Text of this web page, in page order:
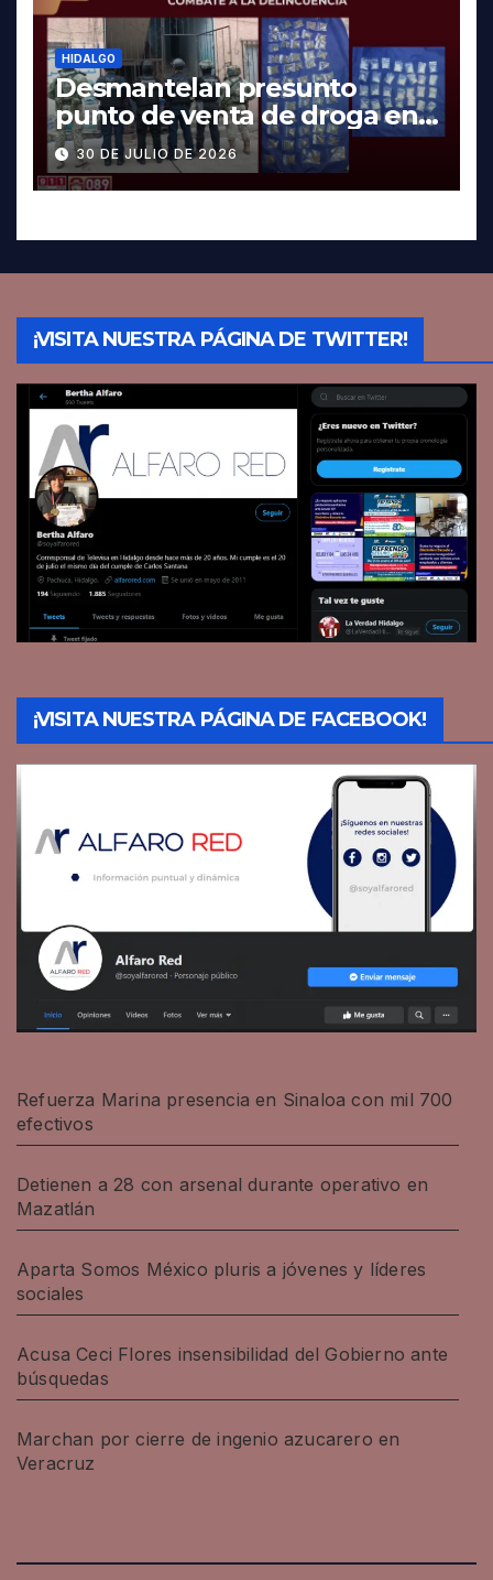
HIDALGO
Desmantelan presunto
punto de venta de droga en
Pachuca; hay dos detenidos
30 DE JULIO DE 2026
¡VISITA NUESTRA PÁGINA DE TWITTER!
¡VISITA NUESTRA PÁGINA DE FACEBOOK!
Refuerza Marina presencia en Sinaloa con mil 700
efectivos
Detienen a 28 con arsenal durante operativo en
Mazatlán
Aparta Somos México pluris a jóvenes y líderes
sociales
Acusa Ceci Flores insensibilidad del Gobierno ante
búsquedas
Marchan por cierre de ingenio azucarero en
Veracruz